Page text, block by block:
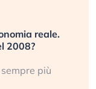
Starlink. Gli
il rischio?
ignorare il rischio